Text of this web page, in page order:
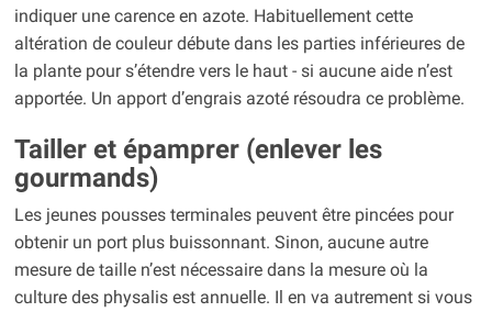
indiquer une carence en azote. Habituellement cette
altération de couleur débute dans les parties inférieures de
la plante pour s’étendre vers le haut - si aucune aide n’est
apportée. Un apport d’engrais azoté résoudra ce problème.
Tailler et épamprer (enlever les
gourmands)
Les jeunes pousses terminales peuvent être pincées pour
obtenir un port plus buissonnant. Sinon, aucune autre
mesure de taille n’est nécessaire dans la mesure où la
culture des physalis est annuelle. Il en va autrement si vous